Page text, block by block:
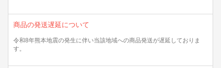
商品の発送遅延について
令和8年熊本地震の発生に伴い当該地域への商品発送が遅延しておりま
す。